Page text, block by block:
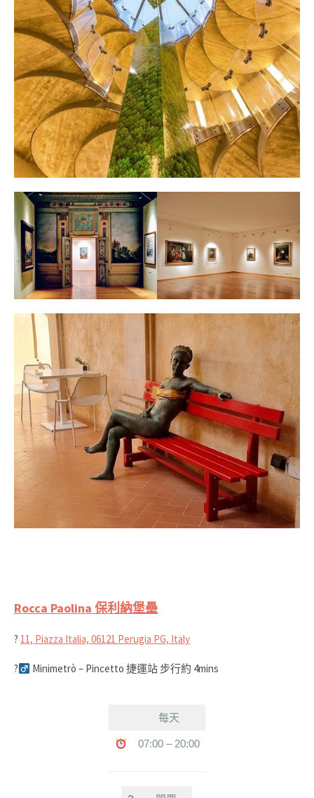
Rocca Paolina 保利納堡壘
? 11, Piazza Italia, 06121 Perugia PG, Italy
?‍ Minimetrò – Pincetto 捷運站 步行約 4mins
每天
07:00 – 20:00